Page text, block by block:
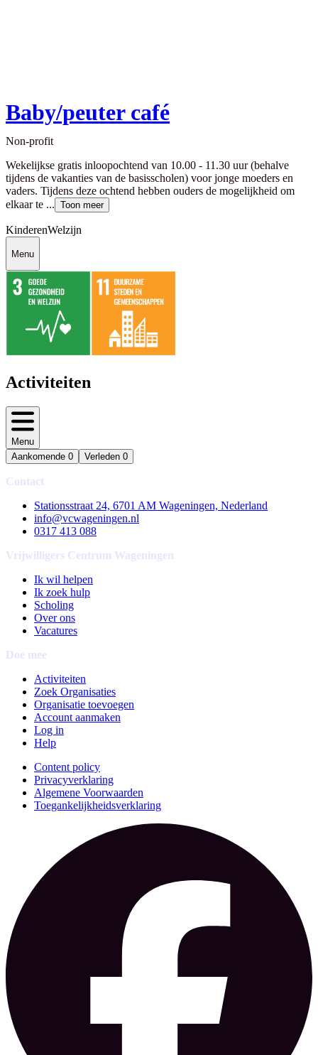
Baby/peuter café
Non-profit
Wekelijkse gratis inloopochtend van 10.00 - 11.30 uur (behalve
tijdens de vakanties van de basisscholen) voor jonge moeders en
vaders. Tijdens deze ochtend hebben ouders de mogelijkheid om
elkaar te ... Toon meer
KinderenWelzijn
Menu
Activiteiten
Menu
Aankomende 0 Verleden 0
Contact
Stationsstraat 24, 6701 AM Wageningen, Nederland
info@vcwageningen.nl
0317 413 088
Vrijwilligers Centrum Wageningen
Ik wil helpen
Ik zoek hulp
Scholing
Over ons
Vacatures
Doe mee
Activiteiten
Zoek Organisaties
Organisatie toevoegen
Account aanmaken
Log in
Help
Content policy
Privacyverklaring
Algemene Voorwaarden
Toegankelijkheidsverklaring